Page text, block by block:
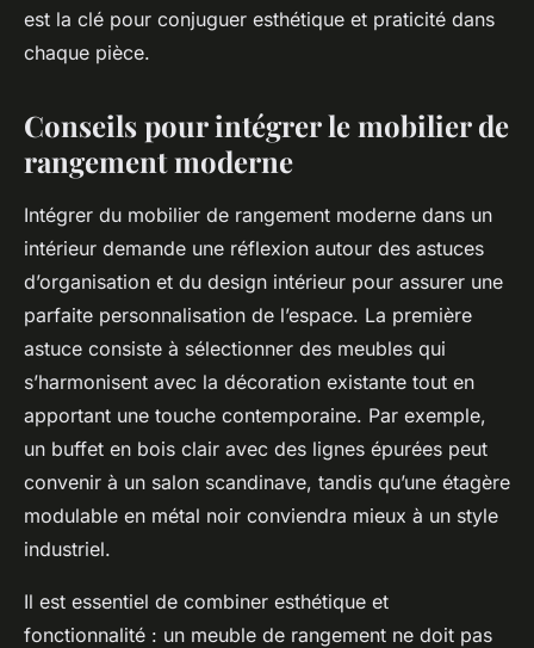
est la clé pour conjuguer esthétique et praticité dans
chaque pièce.
Conseils pour intégrer le mobilier de
rangement moderne
Intégrer du mobilier de rangement moderne dans un
intérieur demande une réflexion autour des astuces
d’organisation et du design intérieur pour assurer une
parfaite personnalisation de l’espace. La première
astuce consiste à sélectionner des meubles qui
s’harmonisent avec la décoration existante tout en
apportant une touche contemporaine. Par exemple,
un buffet en bois clair avec des lignes épurées peut
convenir à un salon scandinave, tandis qu’une étagère
modulable en métal noir conviendra mieux à un style
industriel.
Il est essentiel de combiner esthétique et
fonctionnalité : un meuble de rangement ne doit pas